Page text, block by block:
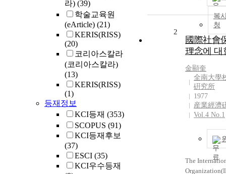
라) (39)
학술교육원
(eArticle) (21)
KERIS(RISS)
(20)
코리아스칼라
(코리아스칼라)
(13)
KERIS(RISS)
(1)
등재정보
KCI등재 (353)
SCOPUS (91)
KCI등재후보
(37)
ESCI (35)
KCI우수등재
복
청
2
國際社會
理念에 대
金顯奎
全南大學
硏究所
1977
産業經濟
Vol.4 No.1
The